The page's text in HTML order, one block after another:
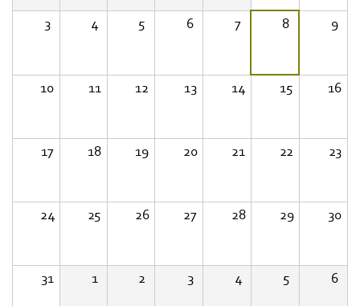
3 4 5 6 7 8 9
10 11 12 13 14 15 16
17 18 19 20 21 22 23
24 25 26 27 28 29 30
31 1 2 3 4 5 6